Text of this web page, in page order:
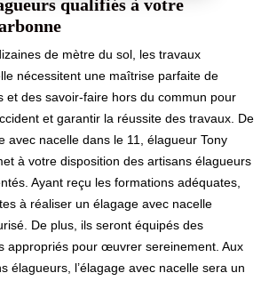
qualifiés à votre
de mètre du sol, les travaux
nécessitent une maîtrise parfaite de
et des savoir-faire hors du commun pour
et garantir la réussite des travaux. De
avec nacelle dans le 11, élagueur Tony
à votre disposition des artisans élagueurs
Ayant reçu les formations adéquates,
à réaliser un élagage avec nacelle
De plus, ils seront équipés des
appropriés pour œuvrer sereinement. Aux
élagueurs, l’élagage avec nacelle sera un